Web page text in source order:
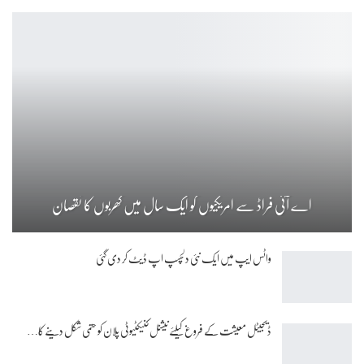
اے آئی فراڈ سے امریکیوں کو ایک سال میں کھربوں کا نقصان
واٹس ایپ میں ایک نئی دلچسپ اپ ڈیٹ کر دی گئی
ڈیجیٹل معیشت کے فروغ کیلئے نیشنل کنیکٹیوٹی پلان کو حتمی شکل دینے کا…